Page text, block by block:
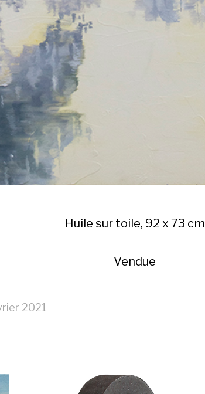
Huile sur toile, 92 x 73 cm
Vendue
2021